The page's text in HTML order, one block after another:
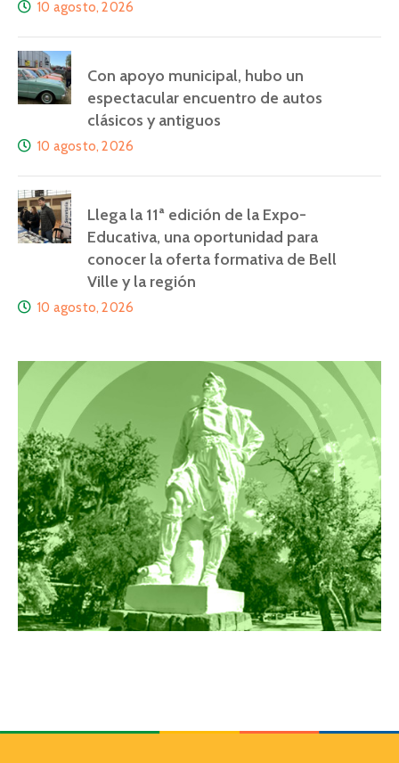
10 agosto, 2026
Con apoyo municipal, hubo un
espectacular encuentro de autos
clásicos y antiguos
10 agosto, 2026
Llega la 11ª edición de la Expo-
Educativa, una oportunidad para
conocer la oferta formativa de Bell
Ville y la región
10 agosto, 2026